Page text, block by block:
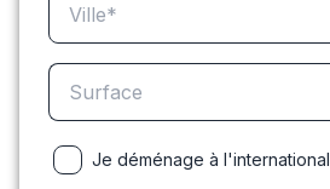
Je déménage à l'international